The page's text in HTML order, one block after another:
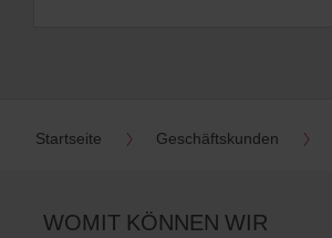
Startseite Geschäftskunden
WOMIT KÖNNEN WIR